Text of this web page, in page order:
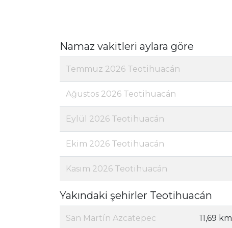
Namaz vakitleri aylara göre
Temmuz 2026 Teotihuacán
Ağustos 2026 Teotihuacán
Eylül 2026 Teotihuacán
Ekim 2026 Teotihuacán
Kasım 2026 Teotihuacán
Yakındaki şehirler Teotihuacán
San Martín Azcatepec 11,69 km